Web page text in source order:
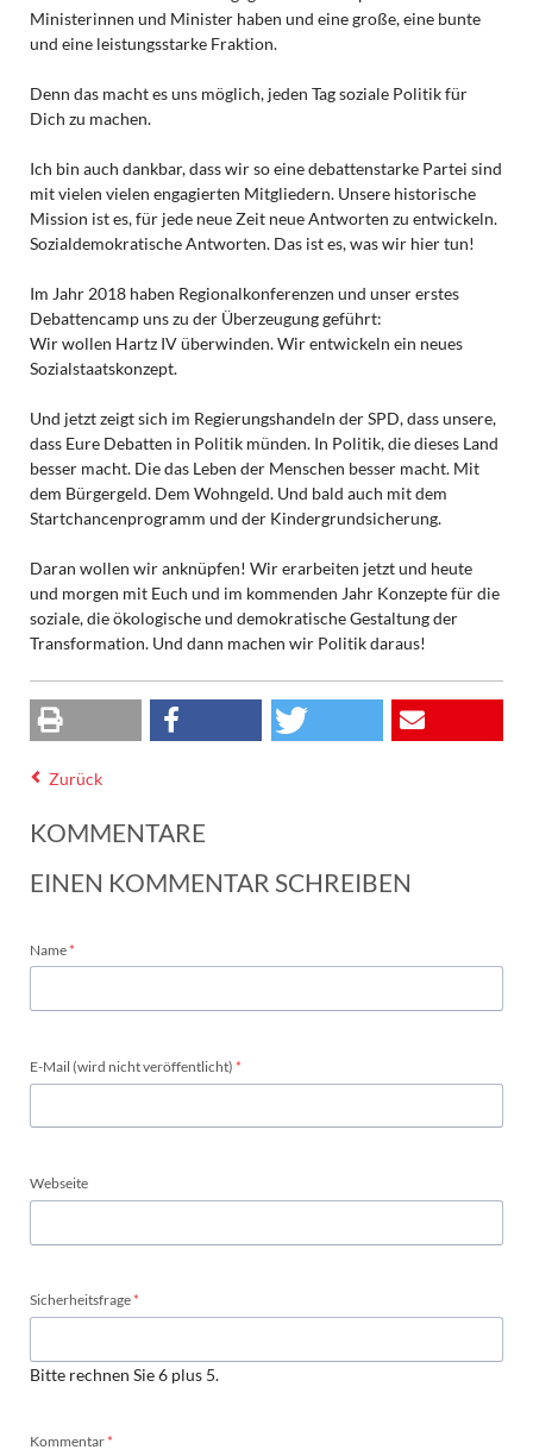
Ministerinnen und Minister haben und eine große, eine bunte
und eine leistungsstarke Fraktion.
Denn das macht es uns möglich, jeden Tag soziale Politik für
Dich zu machen.
Ich bin auch dankbar, dass wir so eine debattenstarke Partei sind
mit vielen vielen engagierten Mitgliedern. Unsere historische
Mission ist es, für jede neue Zeit neue Antworten zu entwickeln.
Sozialdemokratische Antworten. Das ist es, was wir hier tun!
Im Jahr 2018 haben Regionalkonferenzen und unser erstes
Debattencamp uns zu der Überzeugung geführt:
Wir wollen Hartz IV überwinden. Wir entwickeln ein neues
Sozialstaatskonzept.
Und jetzt zeigt sich im Regierungshandeln der SPD, dass unsere,
dass Eure Debatten in Politik münden. In Politik, die dieses Land
besser macht. Die das Leben der Menschen besser macht. Mit
dem Bürgergeld. Dem Wohngeld. Und bald auch mit dem
Startchancenprogramm und der Kindergrundsicherung.
Daran wollen wir anknüpfen! Wir erarbeiten jetzt und heute
und morgen mit Euch und im kommenden Jahr Konzepte für die
soziale, die ökologische und demokratische Gestaltung der
Transformation. Und dann machen wir Politik daraus!
Zurück
KOMMENTARE
EINEN KOMMENTAR SCHREIBEN
Pflichtfeld
Name*
Pflichtfeld
E-Mail (wird nicht veröffentlicht) *
Webseite
Pflichtfeld
Sicherheitsfrage*
Bitte rechnen Sie 6 plus 5.
Pflichtfeld
Kommentar*